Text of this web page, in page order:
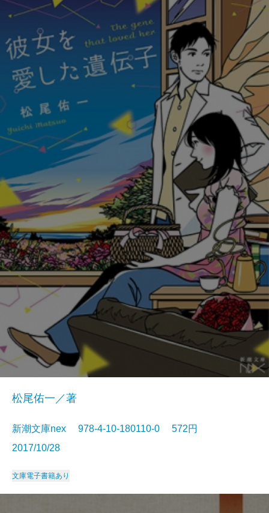
松尾佑一／著
新潮文庫nex 978-4-10-180110-0 572円
2017/10/28
文庫電子書籍あり